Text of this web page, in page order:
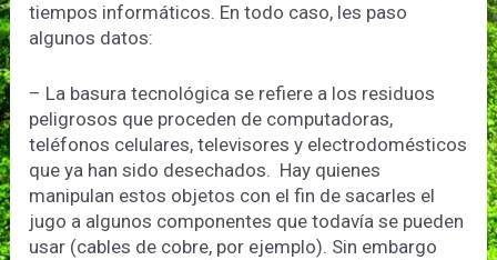
tiempos informáticos. En todo caso, les paso
algunos datos:
– La basura tecnológica se refiere a los residuos
peligrosos que proceden de computadoras,
teléfonos celulares, televisores y electrodomésticos
que ya han sido desechados. Hay quienes
manipulan estos objetos con el fin de sacarles el
jugo a algunos componentes que todavía se pueden
usar (cables de cobre, por ejemplo). Sin embargo